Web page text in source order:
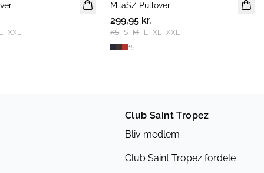
XXL
NYHED
2 FOR 500 DKK
MilaSZ Pullover
299,95 kr.
XS S M L XL XXL
+5
Club Saint Tropez
Bliv medlem
Club Saint Tropez fordele